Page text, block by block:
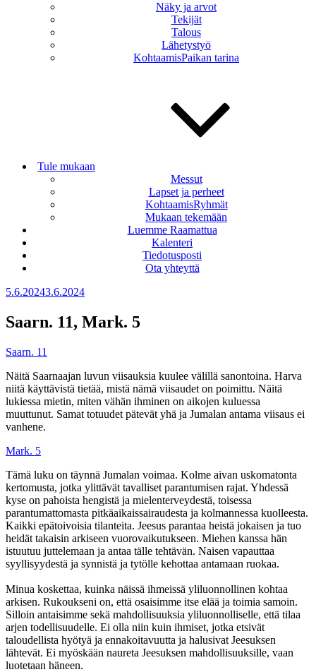
Näky ja arvot
Tekijät
Talous
Lähetystyö
KohtaamisPaikan tarina
Tule mukaan
Messut
Lapset ja perheet
KohtaamisRyhmät
Mukaan tekemään
Luemme Raamattua
Kalenteri
Tiedotusposti
Ota yhteyttä
Julkaistu
5.6.20243.6.2024
Saarn. 11, Mark. 5
Saarn. 11
Näitä Saarnaajan luvun viisauksia kuulee välillä sanontoina. Harva
niitä käyttävistä tietää, mistä nämä viisaudet on poimittu. Näitä
lukiessa mietin, miten vähän ihminen on aikojen kuluessa
muuttunut. Samat totuudet pätevät yhä ja Jumalan antama viisaus ei
vanhene.
Mark. 5
Tämä luku on täynnä Jumalan voimaa. Kolme aivan uskomatonta
kertomusta, jotka ylittävät tavalliset parantumisen rajat. Yhdessä
kyse on pahoista hengistä ja mielenterveydestä, toisessa
parantumattomasta pitkäaikaissairaudesta ja kolmannessa kuolleesta.
Kaikki epätoivoisia tilanteita. Jeesus parantaa heistä jokaisen ja tuo
heidät takaisin arkiseen vuorovaikutukseen. Miehen kanssa hän
istuutuu juttelemaan ja antaa tälle tehtävän. Naisen vapauttaa
syyllisyydestä ja synnistä ja tytölle kehottaa antamaan ruokaa.
Minua koskettaa, kuinka näissä ihmeissä yliluonnollinen kohtaa
arkisen. Rukoukseni on, että osaisimme itse elää ja toimia samoin.
Silloin antaisimme sekä mahdollisuuksia yliluonnolliselle, että tilaa
arjen todellisuudelle. Ei olla niin kuin ihmiset, jotka etsivät
taloudellista hyötyä ja ennakoitavuutta ja halusivat Jeesuksen
lähtevät. Ei myöskään naureta Jeesuksen mahdollisuuksille, vaan
luotetaan häneen.